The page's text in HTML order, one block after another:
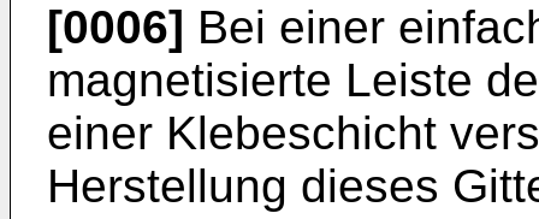
[0006] Bei einer
magnetisierte Leiste
einer Klebeschicht
Herstellung dieses